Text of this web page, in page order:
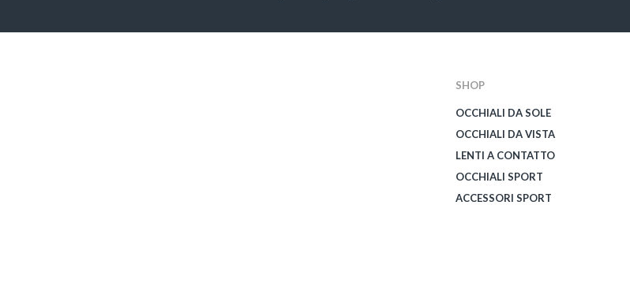
SHOP
OCCHIALI DA SOLE
OCCHIALI DA VISTA
LENTI A CONTATTO
OCCHIALI SPORT
ACCESSORI SPORT